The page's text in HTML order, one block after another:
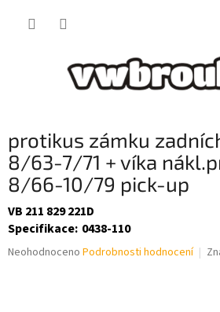
protikus zámku
8/63-7/71 + víka
8/66-10/79 pick-up
VB 211 829 221D
Specifikace: 0438-110
Průměrné
Neohodnoceno Podrobnosti hodnocení